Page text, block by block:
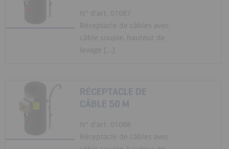
N° d'art. 01087
Réceptacle de câbles avec
câble souple, hauteur de
levage [...]
RÉCEPTACLE DE
CÂBLE 50 M
N° d'art. 01088
Réceptacle de câbles avec